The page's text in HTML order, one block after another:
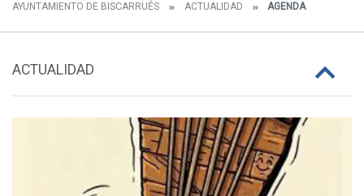
AYUNTAMIENTO DE BISCARRUÉS ACTUALIDAD AGENDA
ACTUALIDAD